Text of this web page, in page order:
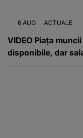
6 AUG ACTUALE
VIDEO Piața
disponibile, dar